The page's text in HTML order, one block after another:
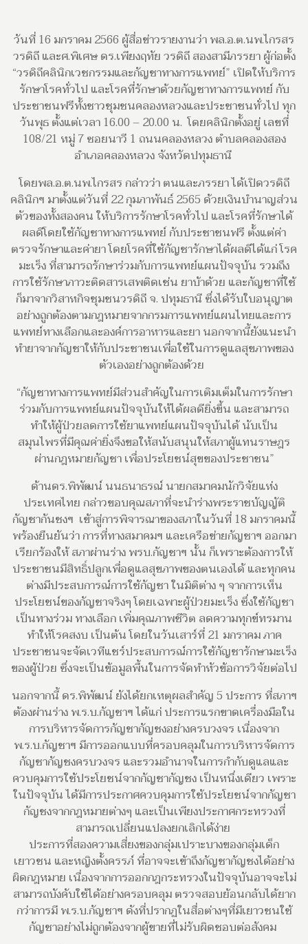
วันที่ 16 มกราคม 2566 ผู้สื่อข่าวรายงานว่า พล.อ.ต.นพ.ไกรสร
วรดิถี และศ.พิเศษ ดร.เพียงฤทัย วรดิถี สองสามีภรรยา ผู้ก่อตั้ง
“วรดิถีคลินิกเวชกรรมและกัญชาทางการแพทย์” เปิดให้บริการ
รักษาโรคทั่วไป และโรคที่รักษาด้วยกัญชาทางการแพทย์ กับ
ประชาชนฟรีทั้งชาวชุมชนคลองหลวงและประชาชนทั่วไป ทุก
วันพุธ ตั้งแต่เวลา 16.00 – 20.00 น. โดยคลินิกตั้งอยู่ เลขที่
108/21 หมู่ 7 ซอยนาวี 1 ถนนคลองหลวง ตำบลคลองสอง
อำเภอคลองหลวง จังหวัดปทุมธานี
โดยพล.อ.ต.นพ.ไกรสร กล่าวว่า ตนและภรรยา ได้เปิดวรดิถี
คลินิกฯ มาตั้งแต่วันที่ 22 กุมภาพันธ์ 2565 ด้วยเงินบำนาญส่วน
ตัวของทั้งสองคน ให้บริการรักษาโรคทั่วไป และโรคที่รักษาได้
ผลดีโดยใช้กัญชาทางการแพทย์ กับประชาชนฟรี ตั้งแต่ค่า
ตรวจรักษาและค่ายา โดยโรคที่ใช้กัญชารักษาได้ผลดีได้แก่ โรค
มะเร็ง ที่สามารถรักษาร่วมกับการแพทย์แผนปัจจุบัน รวมถึง
การใช้รักษาภาวะติดสารเสพติดเช่น ยาบ้าด้วย และกัญชาที่ใช้
ก็มาจากวิสาหกิจชุมชนวรดิถี จ. ปทุมธานี ซึ่งได้รับใบอนุญาต
อย่างถูกต้องตามกฎหมายจากกรมการแพทย์แผนไทยและการ
แพทย์ทางเลือกและองค์การอาหารและยา นอกจากนี้ยังแนะนำ
ทำยาจากกัญชาให้กับประชาชนเพื่อใช้ในการดูแลสุขภาพของ
ตัวเองอย่างถูกต้องด้วย
“กัญชาทางการแพทย์มีส่วนสำคัญในการเติมเต็มในการรักษา
ร่วมกับการแพทย์แผนปัจจุบันให้ได้ผลดียิ่งขึ้น และสามารถ
ทำให้ผู้ป่วยลดการใช้ยาแพทย์แผนปัจจุบันได้ นับเป็น
สมุนไพรที่มีคุณค่ายิ่งจึงขอให้สนับสนุนให้สภาผู้แทนราษฎร
ผ่านกฎหมายกัญชา เพื่อประโยชน์สุขของประชาชน”
ด้านดร.พิพัฒน์ นนธนาธรณ์ นายกสมาคมนักวิจัยแห่ง
ประเทศไทย กล่าวขอบคุณสภาที่จะนำร่างพระราชบัญญัติ
กัญชากันชงฯ เข้าสู่การพิจารณาของสภาในวันที่ 18 มกราคมนี้
พร้องยืนยันว่า การที่ทางสมาคมฯ และเครือข่ายกัญชาฯ ออกมา
เรียกร้องให้ สภาผ่านร่าง พรบ.กัญชาฯ นั้น ก็เพราะต้องการให้
ประชาชนมีสิทธิ์ปลูกเพื่อดูแลสุขภาพของตนเองได้ และทุกคน
ต่างมีประสบการณ์การใช้กัญชา ในมิติต่าง ๆ จากการเห็น
ประโยชน์ของกัญชาจริงๆ โดยเฉพาะผู้ป่วยมะเร็ง ซึ่งใช้กัญชา
เป็นทางร่วม ทางเลือก เพิ่มคุณภาพชีวิต ลดความทุกข์ทรมาน
ทำให้โรคสงบ เป็นต้น โดยในวันเสาร์ที่ 21 มกราคม ภาค
ประชาชนจะจัดเวทีแชร์ประสบการณ์การใช้กัญชารักษามะเร็ง
ของผู้ป่วย ซึ่งจะเป็นข้อมูลพื้นในการจัดทำหัวข้อการวิจัยต่อไป
นอกจากนี้ ดร.พิพัฒน์ ยังได้ยกเหตุผลสำคัญ 5 ประการ ที่สภาฯ
ต้องผ่านร่าง พ.ร.บ.กัญชาฯ ได้แก่ ประการแรกขาดเครื่องมือใน
การบริหารจัดการกัญชากัญชงอย่างครบวงจร เนื่องจาก
พ.ร.บ.กัญชาฯ มีการออกแบบที่ครอบคลุมในการบริหารจัดการ
กัญชากัญชงครบวงจร และรวมอำนาจในการกำกับดูแลและ
ควบคุมการใช้ประโยชน์จากกัญชากัญชง เป็นหนึ่งเดียว เพราะ
ในปัจจุบัน ได้มีการประกาศควบคุมการใช้ประโยชน์จากกัญชา
กัญชงจากกฎหมายต่างๆ และเป็นเพียงประกาศกระทรวงที่
สามารถเปลี่ยนแปลงยกเลิกได้ง่าย
ประการที่สองความเสี่ยงของกลุ่มเปราะบางของกลุ่มเด็ก
เยาวชน และหญิงตั้งครรภ์ ที่อาจจะเข้าถึงกัญชากัญชงได้อย่าง
ผิดกฎหมาย เนื่องจากการออกกฎกระทรวงในปัจจุบันอาจจะไม่
สามารถบังคับใช้ได้อย่างครอบคลุม ตรวจสอบย้อนกลับได้ยาก
กว่าการมี พ.ร.บ.กัญชาฯ ดังที่ปรากฏในสื่อต่างๆที่มีเยาวชนใช้
กัญชาอย่างไม่ถูกต้องจากผู้ขายที่ไม่รับผิดชอบต่อสังคม